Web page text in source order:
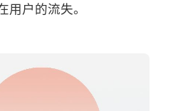
户的流失。